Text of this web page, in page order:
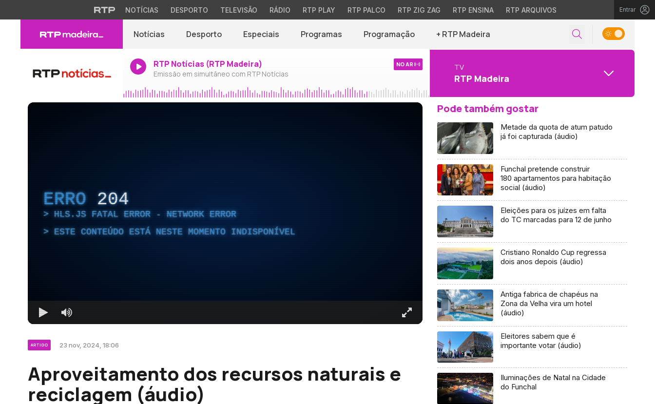
NOTÍCIAS DESPORTO TELEVISÃO RÁDIO RTP PLAY RTP PALCO RTP ZIG ZAG RTP ENSINA RTP ARQUIVOS Entrar
Notícias Desporto Especiais Programas Programação + RTP Madeira
RTP Notícias (RTP Madeira)
Emissão em simultâneo com RTP Notícias
NO AR TV
RTP Madeira
ERRO 204
HLS.JS FATAL ERROR - NETWORK ERROR
ESTE CONTEÚDO ESTÁ NESTE MOMENTO INDISPONÍVEL
ARTIGO 23 nov, 2024, 18:06
Aproveitamento dos recursos naturais e
reciclagem (áudio)
Pode também gostar
Metade da quota de atum patudo
já foi capturada (áudio)
Funchal pretende construir
180 apartamentos para habitação
social (áudio)
Eleições para os juízes em falta
do TC marcadas para 12 de junho
Cristiano Ronaldo Cup regressa
dois anos depois (áudio)
Antiga fabrica de chapéus na
Zona da Velha vira um hotel
(áudio)
Eleitores sabem que é
importante votar (áudio)
Iluminações de Natal na Cidade
do Funchal